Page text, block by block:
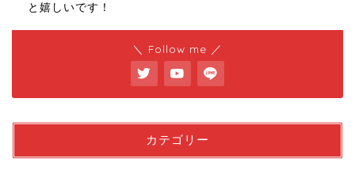
と嬉しいです！
＼ Follow me ／
カテゴリー